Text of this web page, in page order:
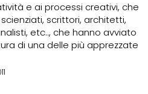
e ai processi creativi, che
scrittori, architetti,
etc.., che hanno avviato
di una delle più apprezzate